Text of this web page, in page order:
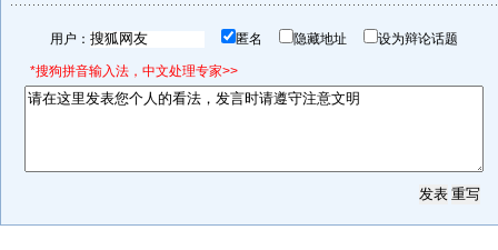
用户： 匿名 隐藏地址 设为辩论话题
*搜狗拼音输入法，中文处理专家>>